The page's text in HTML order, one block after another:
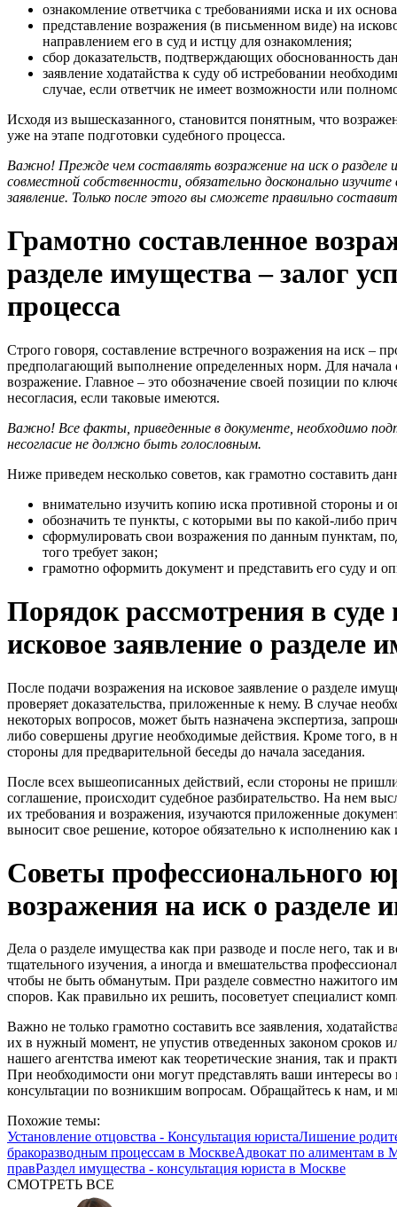
ознакомление ответчика с требованиями иска и их
представление возражения (в письменном виде) на
направлением его в суд и истцу для ознакомления;
сбор доказательств, подтверждающих обоснованность
заявление ходатайства к суду об истребовании
случае, если ответчик не имеет возможности или
Исходя из вышесказанного, становится понятным, что
уже на этапе подготовки судебного процесса.
Важно! Прежде чем составлять возражение на иск о разделе
совместной собственности, обязательно досконально изучите
заявление. Только после этого вы сможете правильно
Грамотно составленное
разделе имущества – залог
процесса
Строго говоря, составление встречного возражения на иск –
предполагающий выполнение определенных норм. Для начала
возражение. Главное – это обозначение своей позиции по
несогласия, если таковые имеются.
Важно! Все факты, приведенные в документе, необходимо
несогласие не должно быть голословным.
Ниже приведем несколько советов, как грамотно составить
внимательно изучить копию иска противной стороны и
обозначить те пункты, с которыми вы по какой-либо
сформулировать свои возражения по данным пунктам,
того требует закон;
грамотно оформить документ и представить его суду и
Порядок рассмотрения в суде
исковое заявление о разделе
После подачи возражения на исковое заявление о разделе
проверяет доказательства, приложенные к нему. В случае
некоторых вопросов, может быть назначена экспертиза,
либо совершены другие необходимые действия. Кроме того, в
стороны для предварительной беседы до начала заседания.
После всех вышеописанных действий, если стороны не
соглашение, происходит судебное разбирательство. На нем
их требования и возражения, изучаются приложенные
выносит свое решение, которое обязательно к исполнению как
Советы профессионального
возражения на иск о разделе
Дела о разделе имущества как при разводе и после него, так
тщательного изучения, а иногда и вмешательства
чтобы не быть обманутым. При разделе совместно нажитого
споров. Как правильно их решить, посоветует специалист
Важно не только грамотно составить все заявления,
их в нужный момент, не упустив отведенных законом сроков
нашего агентства имеют как теоретические знания, так и
При необходимости они могут представлять ваши интересы во
консультации по возникшим вопросам. Обращайтесь к нам, и
Похожие темы:
Установление отцовства - Консультация юристаЛишение
бракоразводным процессам в МосквеАдвокат по алиментам в
правРаздел имущества - консультация юриста в Москве
СМОТРЕТЬ ВСЕ